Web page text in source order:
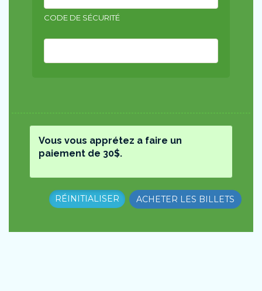
CODE DE SÉCURITÉ
Vous vous apprétez a faire un
paiement de 30$.
RÉINITIALISER ACHETER LES BILLETS